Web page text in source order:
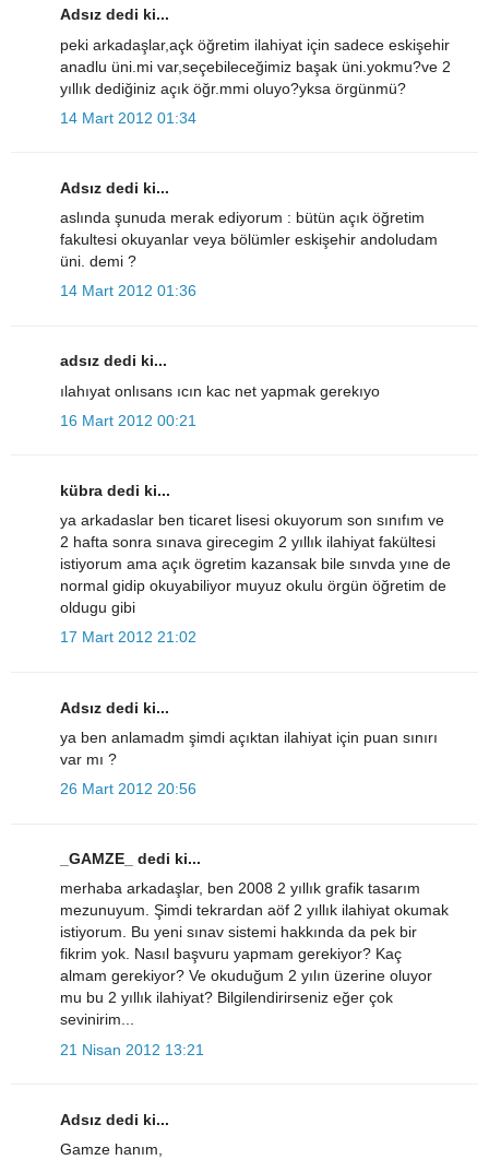
Adsız dedi ki...
peki arkadaşlar,açk öğretim ilahiyat için sadece eskişehir
anadlu üni.mi var,seçebileceğimiz başak üni.yokmu?ve 2
yıllık dediğiniz açık öğr.mmi oluyo?yksa örgünmü?
14 Mart 2012 01:34
Adsız dedi ki...
aslında şunuda merak ediyorum : bütün açık öğretim
fakultesi okuyanlar veya bölümler eskişehir andoludam
üni. demi ?
14 Mart 2012 01:36
adsız dedi ki...
ılahıyat onlısans ıcın kac net yapmak gerekıyo
16 Mart 2012 00:21
kübra dedi ki...
ya arkadaslar ben ticaret lisesi okuyorum son sınıfım ve
2 hafta sonra sınava girecegim 2 yıllık ilahiyat fakültesi
istiyorum ama açık ögretim kazansak bile sınvda yıne de
normal gidip okuyabiliyor muyuz okulu örgün öğretim de
oldugu gibi
17 Mart 2012 21:02
Adsız dedi ki...
ya ben anlamadm şimdi açıktan ilahiyat için puan sınırı
var mı ?
26 Mart 2012 20:56
_GAMZE_ dedi ki...
merhaba arkadaşlar, ben 2008 2 yıllık grafik tasarım
mezunuyum. Şimdi tekrardan aöf 2 yıllık ilahiyat okumak
istiyorum. Bu yeni sınav sistemi hakkında da pek bir
fikrim yok. Nasıl başvuru yapmam gerekiyor? Kaç
almam gerekiyor? Ve okuduğum 2 yılın üzerine oluyor
mu bu 2 yıllık ilahiyat? Bilgilendirirseniz eğer çok
sevinirim...
21 Nisan 2012 13:21
Adsız dedi ki...
Gamze hanım,